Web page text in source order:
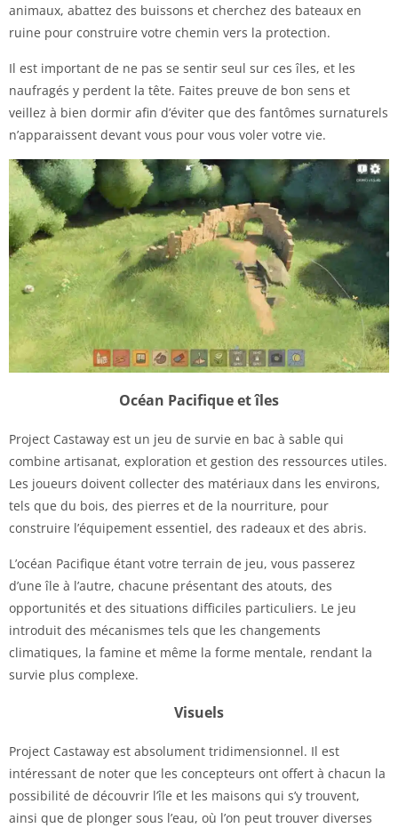
animaux, abattez des buissons et cherchez des bateaux en
ruine pour construire votre chemin vers la protection.
Il est important de ne pas se sentir seul sur ces îles, et les
naufragés y perdent la tête. Faites preuve de bon sens et
veillez à bien dormir afin d’éviter que des fantômes surnaturels
n’apparaissent devant vous pour vous voler votre vie.
Océan Pacifique et îles
Project Castaway est un jeu de survie en bac à sable qui
combine artisanat, exploration et gestion des ressources utiles.
Les joueurs doivent collecter des matériaux dans les environs,
tels que du bois, des pierres et de la nourriture, pour
construire l’équipement essentiel, des radeaux et des abris.
L’océan Pacifique étant votre terrain de jeu, vous passerez
d’une île à l’autre, chacune présentant des atouts, des
opportunités et des situations difficiles particuliers. Le jeu
introduit des mécanismes tels que les changements
climatiques, la famine et même la forme mentale, rendant la
survie plus complexe.
Visuels
Project Castaway est absolument tridimensionnel. Il est
intéressant de noter que les concepteurs ont offert à chacun la
possibilité de découvrir l’île et les maisons qui s’y trouvent,
ainsi que de plonger sous l’eau, où l’on peut trouver diverses